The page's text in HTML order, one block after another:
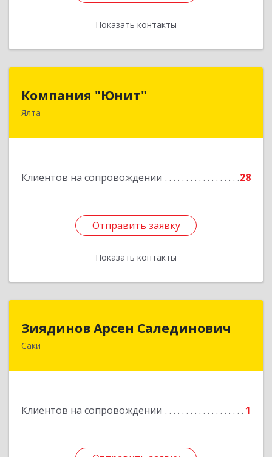
Показать контакты
Назад
Компания "Юнит"
Ялта
Клиентов на сопровождении 28
Отправить заявку
Показать контакты
298600, Крым Респ, Ялта г, Васильева ул, дом №
Отправить заявку
Назад
Зиядинов Арсен Салединович
Саки
Клиентов на сопровождении 1